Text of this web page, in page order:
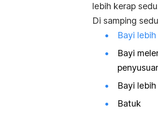
lebih kerap
Di samping
Bayi
Bayi
pe
Bayi
Batuk